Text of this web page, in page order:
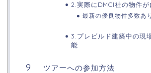
2.実際にDMCI社の物件が
最新の優良物件多数あ
3.プレビルド建築中の現
能
ツアーへの参加方法